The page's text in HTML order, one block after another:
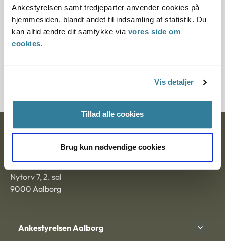
Ankestyrelsen samt tredjeparter anvender cookies på
hjemmesiden, blandt andet til indsamling af statistik. Du
kan altid ændre dit samtykke via vores side om
cookies.
Vis detaljer
Tillad alle cookies
Brug kun nødvendige cookies
Paragraf
§ 74c § 74b § 74a
Ankestyrelsen
Nytorv 7, 2. sal
9000 Aalborg
Ankestyrelsen Aalborg